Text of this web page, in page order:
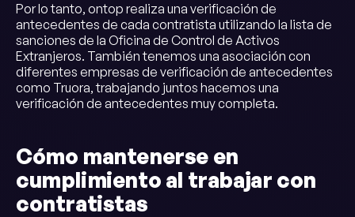
Por lo tanto, ontop realiza una verificación de
antecedentes de cada contratista utilizando la lista de
sanciones de la Oficina de Control de Activos
Extranjeros. También tenemos una asociación con
diferentes empresas de verificación de antecedentes
como Truora, trabajando juntos hacemos una
verificación de antecedentes muy completa.
Cómo mantenerse en
cumplimiento al trabajar con
contratistas